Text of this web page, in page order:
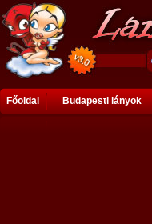
Főoldal Budapesti lányok